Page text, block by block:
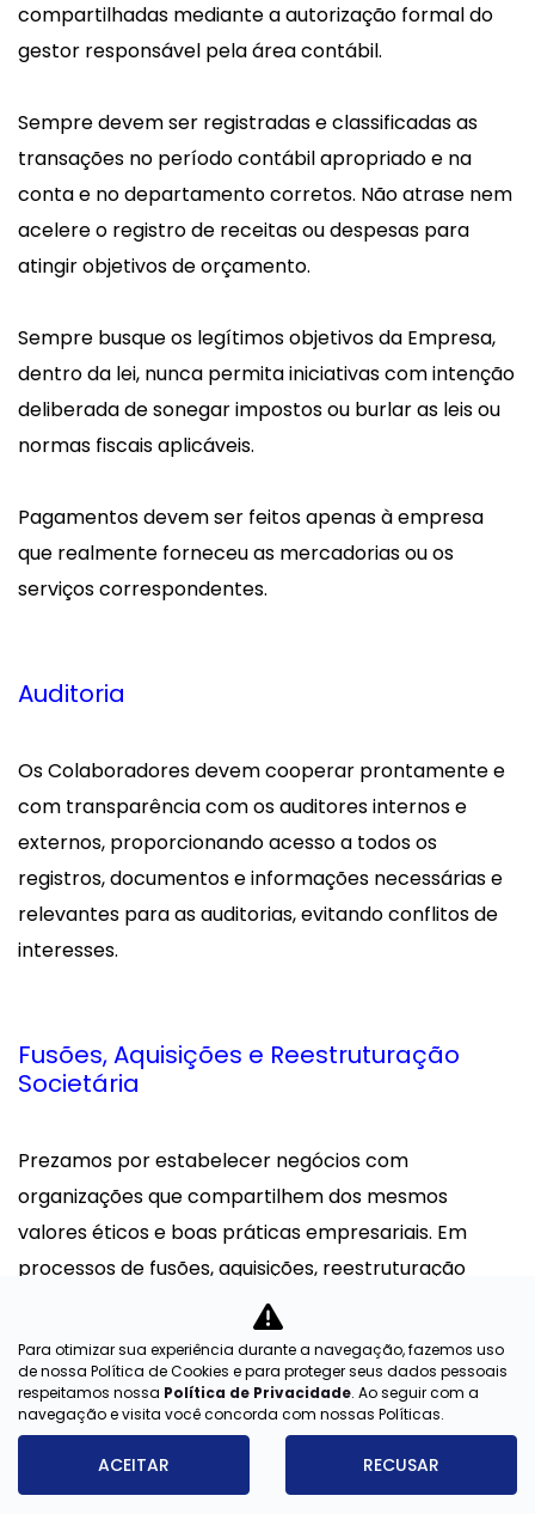
compartilhadas mediante a autorização formal do
gestor responsável pela área contábil.
Sempre devem ser registradas e classificadas as
transações no período contábil apropriado e na
conta e no departamento corretos. Não atrase nem
acelere o registro de receitas ou despesas para
atingir objetivos de orçamento.
Sempre busque os legítimos objetivos da Empresa,
dentro da lei, nunca permita iniciativas com intenção
deliberada de sonegar impostos ou burlar as leis ou
normas fiscais aplicáveis.
Pagamentos devem ser feitos apenas à empresa
que realmente forneceu as mercadorias ou os
serviços correspondentes.
Auditoria
Os Colaboradores devem cooperar prontamente e
com transparência com os auditores internos e
externos, proporcionando acesso a todos os
registros, documentos e informações necessárias e
relevantes para as auditorias, evitando conflitos de
interesses.
Fusões, Aquisições e Reestruturação
Societária
Prezamos por estabelecer negócios com
organizações que compartilhem dos mesmos
valores éticos e boas práticas empresariais. Em
processos de fusões, aquisições, reestruturação
societária, reservamo-nos no direito de avaliar se
tais organizações atendem critérios legais, fiscais e
ambientais antes da concretização de qualquer
negócio.
Para otimizar sua experiência durante a navegação, fazemos uso
de nossa Política de Cookies e para proteger seus dados pessoais
respeitamos nossa Política de Privacidade. Ao seguir com a
navegação e visita você concorda com nossas Políticas.
ACEITAR RECUSAR